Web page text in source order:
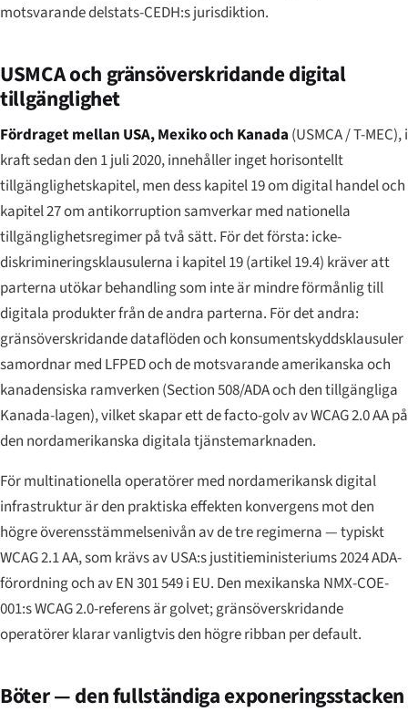
motsvarande delstats-CEDH:s jurisdiktion.
USMCA och gränsöverskridande digital
tillgänglighet
Fördraget mellan USA, Mexiko och Kanada (USMCA / T-MEC), i
kraft sedan den 1 juli 2020, innehåller inget horisontellt
tillgänglighetskapitel, men dess kapitel 19 om digital handel och
kapitel 27 om antikorruption samverkar med nationella
tillgänglighetsregimer på två sätt. För det första: icke-
diskrimineringsklausulerna i kapitel 19 (artikel 19.4) kräver att
parterna utökar behandling som inte är mindre förmånlig till
digitala produkter från de andra parterna. För det andra:
gränsöverskridande dataflöden och konsumentskyddsklausuler
samordnar med LFPED och de motsvarande amerikanska och
kanadensiska ramverken (Section 508/ADA och den tillgängliga
Kanada-lagen), vilket skapar ett de facto-golv av WCAG 2.0 AA på
den nordamerikanska digitala tjänstemarknaden.
För multinationella operatörer med nordamerikansk digital
infrastruktur är den praktiska effekten konvergens mot den
högre överensstämmelsenivån av de tre regimerna — typiskt
WCAG 2.1 AA, som krävs av USA:s justitieministeriums 2024 ADA-
förordning och av EN 301 549 i EU. Den mexikanska NMX-COE-
001:s WCAG 2.0-referens är golvet; gränsöverskridande
operatörer klarar vanligtvis den högre ribban per default.
Böter — den fullständiga exponeringsstacken